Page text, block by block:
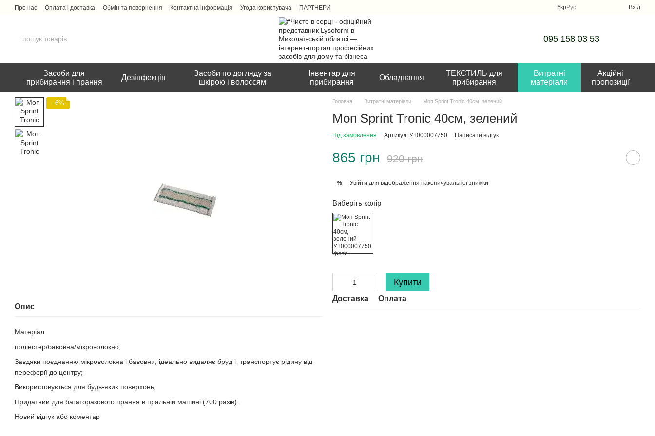
Перейти до основного контенту
Про нас Оплата і доставка Обмін та повернення Контактна інформація Угода користувача ПАРТНЕРИ УкрРус Вхід
095 158 03 53
Засоби для
прибирання і прання
Дезінфекція
Засоби по догляду за
шкірою і волоссям
Інвентар для
прибирання
Обладнання
ТЕКСТИЛЬ для
прибирання
Витратні
матеріали
Акційні
пропозиції
−6%
Опис
Матеріал:
поліестер/бавовна/мікроволокно;
Завдяки поєднанню мікроволокна і бавовни, ідеально видаляє бруд і транспортує рідину від
переферії до центру;
Використовується для будь-яких поверхонь;
Придатний для багаторазового прання в пральній машині (700 разів).
Новий відгук або коментар
Головна Витратні матеріали Моп Sprint Tronic 40см, зелений
Моп Sprint Tronic 40см, зелений
Під замовлення Артикул: УТ000007750 Написати відгук
865 грн 920 грн
% Увійти для відображення накопичувальної знижки
Виберіть колір
Купити
Доставка Оплата